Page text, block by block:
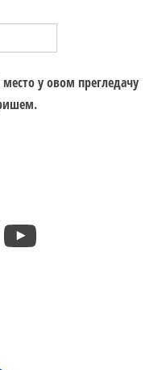
у овом прегледачу
YouTube